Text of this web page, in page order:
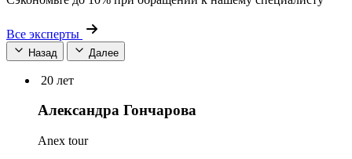
Все эксперты
Назад Далее
20 лет
Александра Гончарова
Anex tour